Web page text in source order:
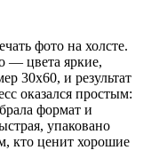
фото на холсте.
— цвета яркие,
30х60, и результат
оказался простым:
формат и
упаковано
кто ценит хорошие